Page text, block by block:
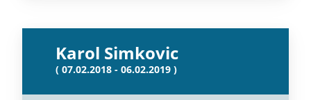
Karol Simkovic
( 07.02.2018 - 06.02.2019 )